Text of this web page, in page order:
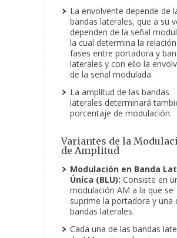
La envolvente depende de
bandas laterales, que a su
dependen de la señal
la cual determina la
fases entre portadora y
laterales y con ello la
de la señal modulada.
La amplitud de las bandas
laterales determinará
porcentaje de modulación.
Variantes de la
de Amplitud
Modulación en Banda
Única (BLU): Consiste en
modulación AM a la que se
suprime la portadora y una
bandas laterales.
Cada una de las bandas